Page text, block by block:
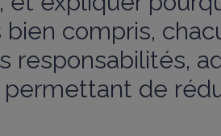
bien compris,
responsabilités,
de